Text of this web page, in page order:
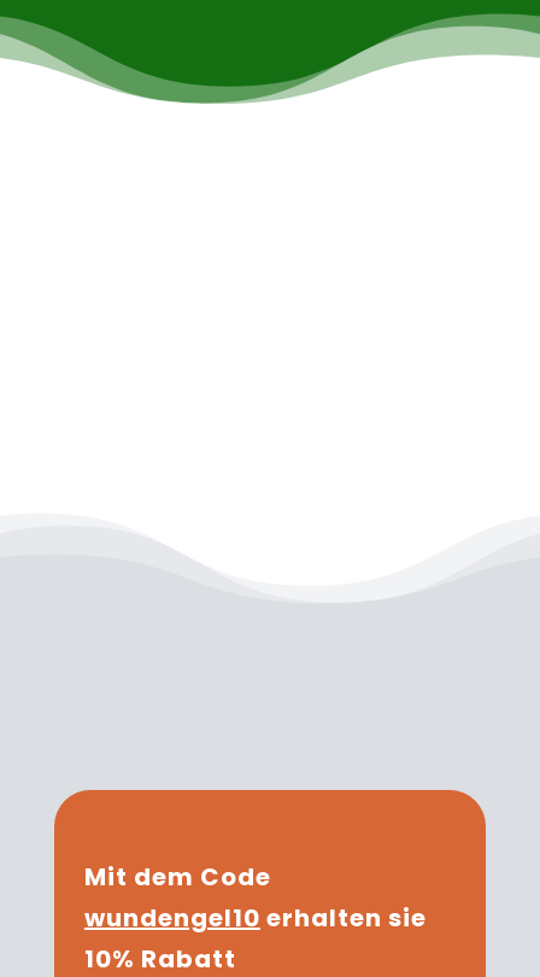
Mit dem Code
wundengel10 erhalten sie
10% Rabatt